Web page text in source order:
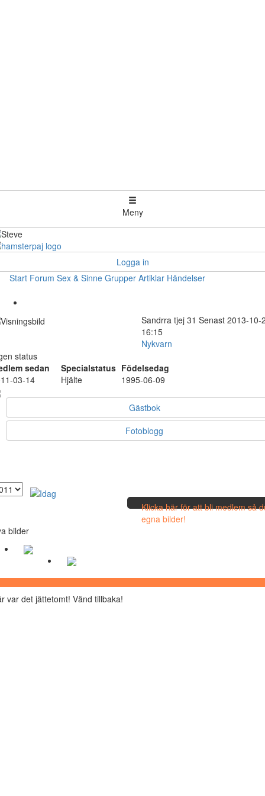
Meny
Logga in
Start Forum Sex & Sinne Grupper Artiklar Händelser
Sandrra tjej 31 Senast 2013-10-
16:15
Nykvarn
status
sedan
Specialstatus Födelsedag
03-14
Hjälte 1995-06-09
Gästbok
Fotoblogg
Klicka här för att bli medlem så
egna bilder!
bilder
var det jättetomt! Vänd tillbaka!